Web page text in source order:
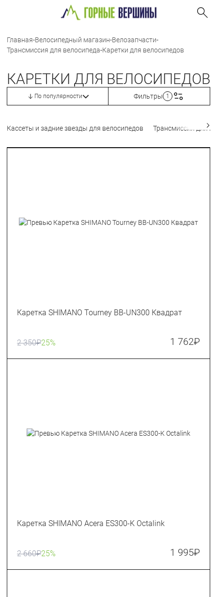
Главная-Велосипедный магазин-Велозапчасти-
Трансмиссия для велосипеда-Каретки для велосипедов
КАРЕТКИ ДЛЯ ВЕЛОСИПЕДОВ
По популярности Фильтры 1
Кассеты и задние звезды для велосипедов Трансмиссия для
Каретка SHIMANO Tourney BB-UN300 Квадрат
2 350₽25% 1 762₽
Каретка SHIMANO Acera ES300-K Octalink
2 660₽25% 1 995₽